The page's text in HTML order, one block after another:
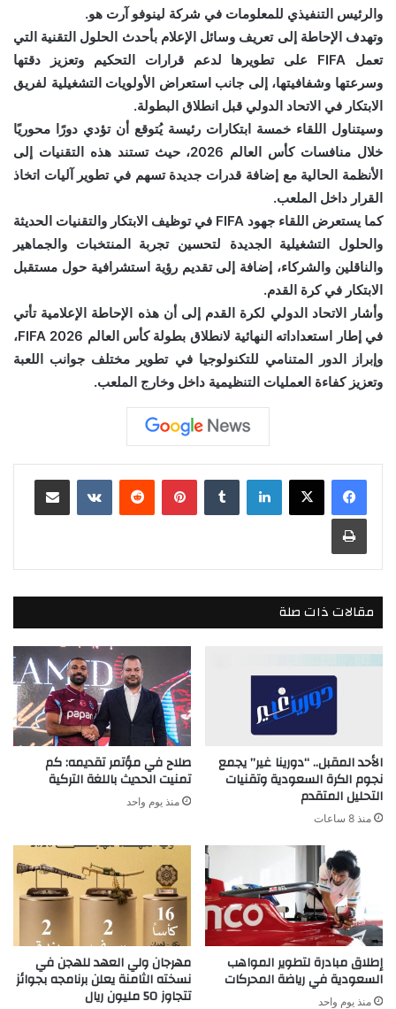
والرئيس التنفيذي للمعلومات في شركة لينوفو آرت هو.
وتهدف الإحاطة إلى تعريف وسائل الإعلام بأحدث الحلول التقنية التي
تعمل FIFA على تطويرها لدعم قرارات التحكيم وتعزيز دقتها
وسرعتها وشفافيتها، إلى جانب استعراض الأولويات التشغيلية لفريق
الابتكار في الاتحاد الدولي قبل انطلاق البطولة.
وسيتناول اللقاء خمسة ابتكارات رئيسة يُتوقع أن تؤدي دورًا محوريًا
خلال منافسات كأس العالم 2026، حيث تستند هذه التقنيات إلى
الأنظمة الحالية مع إضافة قدرات جديدة تسهم في تطوير آليات اتخاذ
القرار داخل الملعب.
كما يستعرض اللقاء جهود FIFA في توظيف الابتكار والتقنيات الحديثة
والحلول التشغيلية الجديدة لتحسين تجربة المنتخبات والجماهير
والناقلين والشركاء، إضافة إلى تقديم رؤية استشرافية حول مستقبل
الابتكار في كرة القدم.
وأشار الاتحاد الدولي لكرة القدم إلى أن هذه الإحاطة الإعلامية تأتي
في إطار استعداداته النهائية لانطلاق بطولة كأس العالم FIFA 2026،
وإبراز الدور المتنامي للتكنولوجيا في تطوير مختلف جوانب اللعبة
وتعزيز كفاءة العمليات التنظيمية داخل وخارج الملعب.
لينكدإن بينتيريست مشاركة عبر البريد
طباعة
مقالات ذات صلة
الأحد المقبل.. “دورينا غير” يجمع
نجوم الكرة السعودية وتقنيات
التحليل المتقدم
منذ 8 ساعات
صلاح في مؤتمر تقديمه: كم
تمنيت الحديث باللغة التركية
منذ يوم واحد
إطلاق مبادرة لتطوير المواهب
السعودية في رياضة المحركات
منذ يوم واحد
مهرجان ولي العهد للهجن في
نسخته الثامنة يعلن برنامجه بجوائز
تتجاوز 50 مليون ريال